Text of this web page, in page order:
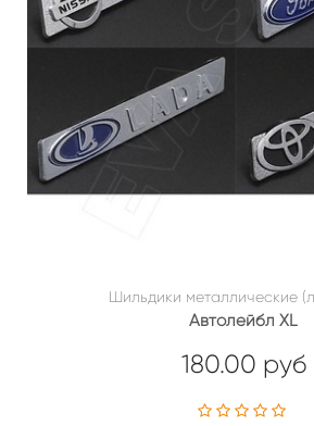
Шильдики металлические
Автолейбл XL
180.00 руб